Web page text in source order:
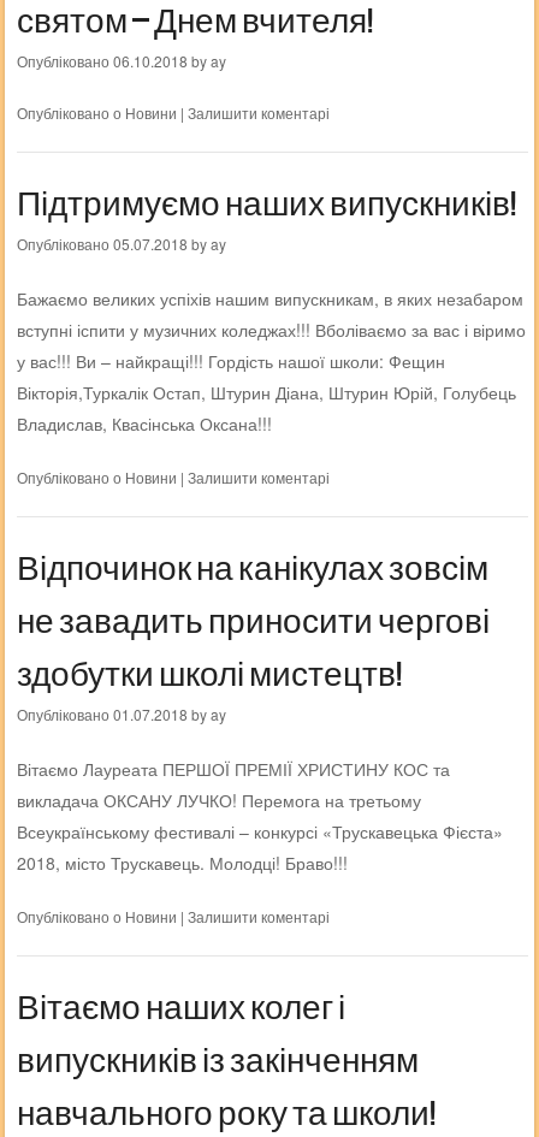
святом – Днем вчителя!
Опубліковано 06.10.2018 byay
Опубліковано о Новини | Залишити коментарі
Підтримуємо наших випускників!
Опубліковано 05.07.2018 byay
Бажаємо великих успіхів нашим випускникам, в яких незабаром
вступні іспити у музичних коледжах!!! Вболіваємо за вас і віримо
у вас!!! Ви – найкращі!!! Гордість нашої школи: Фещин
Вікторія,Туркалік Остап, Штурин Діана, Штурин Юрій, Голубець
Владислав, Квасінська Оксана!!!
Опубліковано о Новини | Залишити коментарі
Відпочинок на канікулах зовсім
не завадить приносити чергові
здобутки школі мистецтв!
Опубліковано 01.07.2018 byay
Вітаємо Лауреата ПЕРШОЇ ПРЕМІЇ ХРИСТИНУ КОС та
викладача ОКСАНУ ЛУЧКО! Перемога на третьому
Всеукраїнському фестивалі – конкурсі «Трускавецька Фієста»
2018, місто Трускавець. Молодці! Браво!!!
Опубліковано о Новини | Залишити коментарі
Вітаємо наших колег і
випускників із закінченням
навчального року та школи!